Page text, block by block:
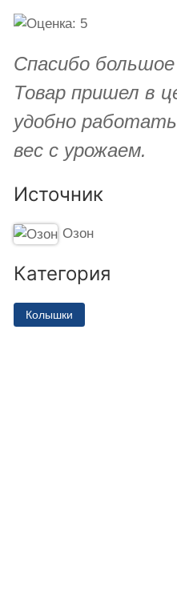
Спасибо
Товар пришел в
удобно
вес с урожаем.
Источник
Озон
Категория
Колышки